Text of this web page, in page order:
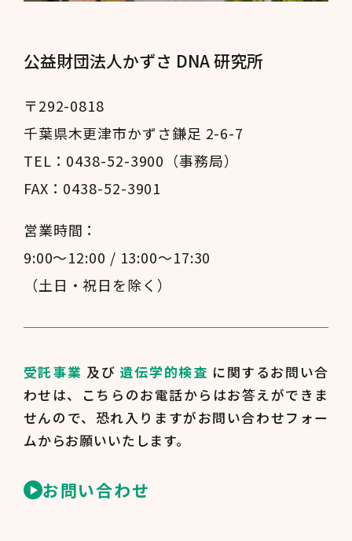
公益財団法人かずさ DNA 研究所
〒292-0818
千葉県木更津市かずさ鎌足 2-6-7
TEL：0438-52-3900（事務局）
FAX：0438-52-3901
営業時間：
9:00～12:00 / 13:00～17:30
（土日・祝日を除く）
受託事業 及び 遺伝学的検査 に関するお問い合
わせは、
こちらのお電話からはお答えができま
せんので、 恐れ入りますがお問い合わせフォー
ムからお願いいたします。
お問い合わせ